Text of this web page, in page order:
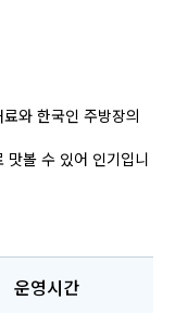
와 한국인 주방장의
맛볼 수 있어 인기입니
운영시간